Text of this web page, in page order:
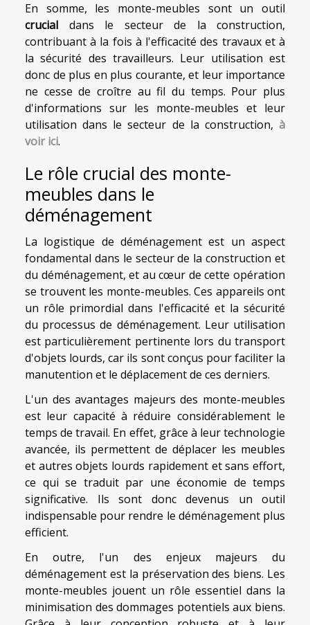
En somme, les monte-meubles sont un outil
crucial dans le secteur de la construction,
contribuant à la fois à l'efficacité des travaux et à
la sécurité des travailleurs. Leur utilisation est
donc de plus en plus courante, et leur importance
ne cesse de croître au fil du temps. Pour plus
d'informations sur les monte-meubles et leur
utilisation dans le secteur de la construction, à
voir ici.
Le rôle crucial des monte-
meubles dans le
déménagement
La logistique de déménagement est un aspect
fondamental dans le secteur de la construction et
du déménagement, et au cœur de cette opération
se trouvent les monte-meubles. Ces appareils ont
un rôle primordial dans l'efficacité et la sécurité
du processus de déménagement. Leur utilisation
est particulièrement pertinente lors du transport
d'objets lourds, car ils sont conçus pour faciliter la
manutention et le déplacement de ces derniers.
L'un des avantages majeurs des monte-meubles
est leur capacité à réduire considérablement le
temps de travail. En effet, grâce à leur technologie
avancée, ils permettent de déplacer les meubles
et autres objets lourds rapidement et sans effort,
ce qui se traduit par une économie de temps
significative. Ils sont donc devenus un outil
indispensable pour rendre le déménagement plus
efficient.
En outre, l'un des enjeux majeurs du
déménagement est la préservation des biens. Les
monte-meubles jouent un rôle essentiel dans la
minimisation des dommages potentiels aux biens.